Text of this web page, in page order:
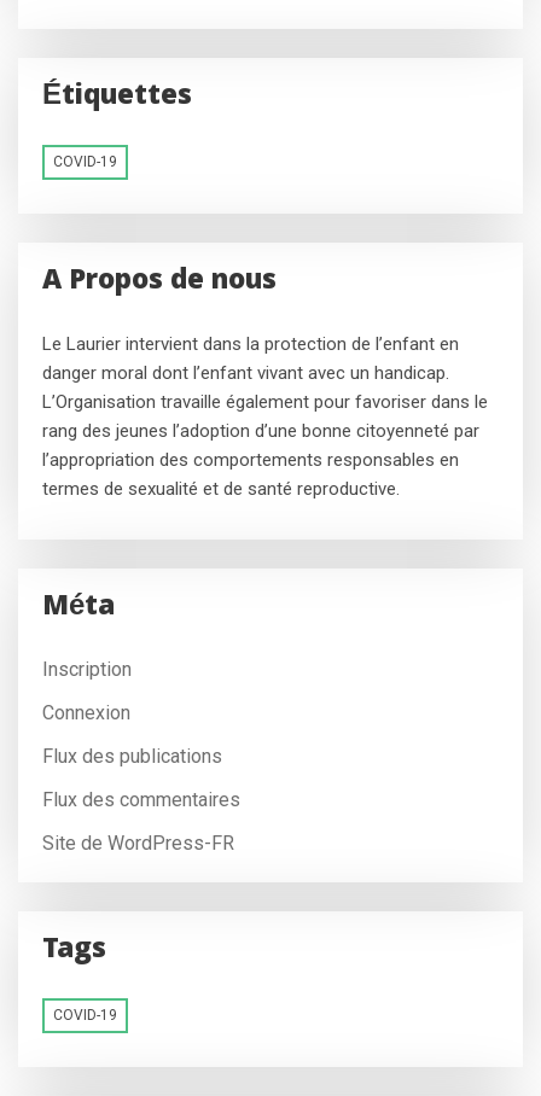
Étiquettes
COVID-19
A Propos de nous
Le Laurier intervient dans la protection de l’enfant en
danger moral dont l’enfant vivant avec un handicap.
L’Organisation travaille également pour favoriser dans le
rang des jeunes l’adoption d’une bonne citoyenneté par
l’appropriation des comportements responsables en
termes de sexualité et de santé reproductive.
Méta
Inscription
Connexion
Flux des publications
Flux des commentaires
Site de WordPress-FR
Tags
COVID-19